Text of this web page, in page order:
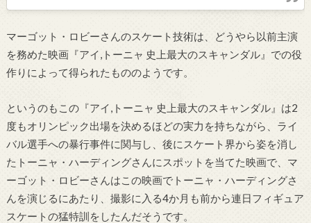
マーゴット・ロビーさんのスケート技術は、どうやら以前主演
を務めた映画『アイ,トーニャ 史上最大のスキャンダル』での役
作りによって得られたもののようです。
というのもこの『アイ,トーニャ 史上最大のスキャンダル』は2
度もオリンピック出場を決めるほどの実力を持ちながら、ライ
バル選手への暴行事件に関与し、後にスケート界から姿を消し
たトーニャ・ハーディングさんにスポットを当てた映画で、マ
ーゴット・ロビーさんはこの映画でトーニャ・ハーディングさ
んを演じるにあたり、撮影に入る4か月も前から連日フィギュア
スケートの猛特訓をしたんだそうです。